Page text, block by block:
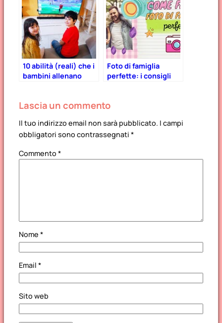
10 abilità (reali) che i
bambini allenano
Foto di famiglia
perfette: i consigli
Lascia un commento
Il tuo indirizzo email non sarà pubblicato. I campi
obbligatori sono contrassegnati *
Commento *
Nome *
Email *
Sito web